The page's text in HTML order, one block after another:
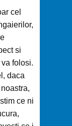
cel
si
folosi.
daca
ce ni